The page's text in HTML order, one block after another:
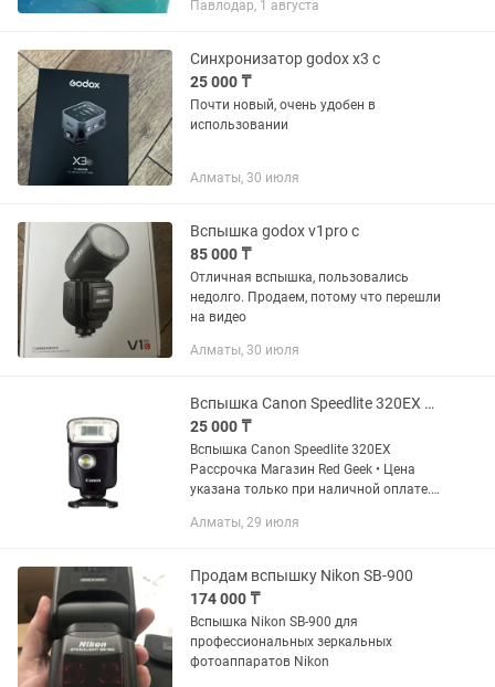
Павлодар, 1 августа
Синхронизатор godox x3 c
25 000 ₸
Почти новый, очень удобен в
использовании
Алматы, 30 июля
Вспышка godox v1pro c
85 000 ₸
Отличная вспышка, пользовались
недолго. Продаем, потому что перешли
на видео
Алматы, 30 июля
Вспышка Canon Speedlite 320EX Рассрочка Магазин Red Geek
25 000 ₸
Вспышка Canon Speedlite 320EX
Рассрочка Магазин Red Geek • Цена
указана только при наличной оплате.
которая на витрине • Рассрочка 0-0-12
Алматы, 29 июля
Продам вспышку Nikon SB-900
174 000 ₸
Вспышка Nikon SB-900 для
профессиональных зеркальных
фотоаппаратов Nikon